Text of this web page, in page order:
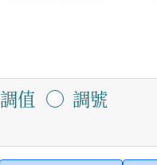
調值 調號